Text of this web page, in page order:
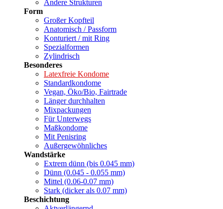
Andere Strukturen
Form
Großer Kopfteil
Anatomisch / Passform
Konturiert / mit Ring
Spezialformen
Zylindrisch
Besonderes
Latexfreie Kondome
Standardkondome
Vegan, Öko/Bio, Fairtrade
Länger durchhalten
Mixpackungen
Für Unterwegs
Maßkondome
Mit Penisring
Außergewöhnliches
Wandstärke
Extrem dünn (bis 0.045 mm)
Dünn (0.045 - 0.055 mm)
Mittel (0.06-0.07 mm)
Stark (dicker als 0.07 mm)
Beschichtung